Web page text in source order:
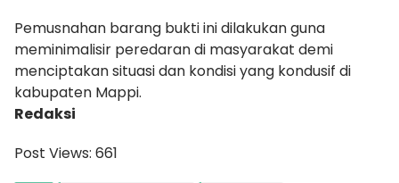
Pemusnahan barang bukti ini dilakukan guna
meminimalisir peredaran di masyarakat demi
menciptakan situasi dan kondisi yang kondusif di
kabupaten Mappi.
Redaksi
Post Views: 661